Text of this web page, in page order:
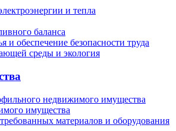
и тепла
баланса
и обеспечение безопасности труда
среды и экология
недвижимого имущества
имущества
материалов и оборудования